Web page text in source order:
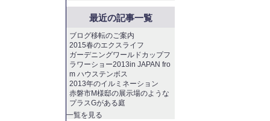
最近の記事一覧
ブログ移転のご案内
2015春のエクスライフ
ガーデニングワールドカップフ
ラワーショー2013in JAPAN fro
m ハウステンボス
2013年のイルミネーション
赤磐市M様邸の展示場のような
プラスGがある庭
一覧を見る